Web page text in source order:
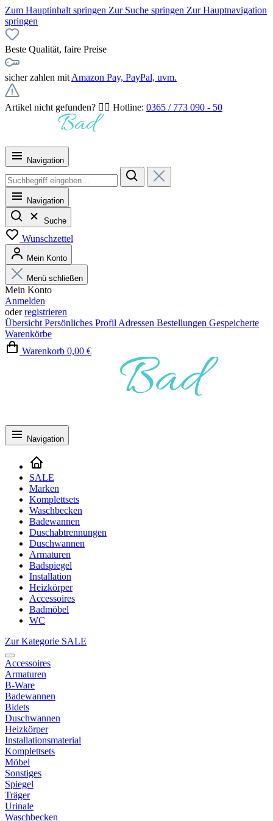
Zum Hauptinhalt springen Zur Suche springen Zur Hauptnavigation
springen
Beste Qualität, faire Preise
sicher zahlen mit Amazon Pay, PayPal, uvm.
Artikel nicht gefunden? 👉🏻 Hotline: 0365 / 773 090 - 50
Navigation
Navigation
Suche
Wunschzettel
Mein Konto
Menü schließen
Mein Konto
Anmelden
oderregistrieren
Übersicht Persönliches Profil Adressen Bestellungen Gespeicherte
Warenkörbe
Warenkorb 0,00 €
Navigation
SALE
Marken
Komplettsets
Waschbecken
Badewannen
Duschabtrennungen
Duschwannen
Armaturen
Badspiegel
Installation
Heizkörper
Accessoires
Badmöbel
WC
Zur Kategorie SALE
Accessoires
Armaturen
B-Ware
Badewannen
Bidets
Duschwannen
Heizkörper
Installationsmaterial
Komplettsets
Möbel
Sonstiges
Spiegel
Träger
Urinale
Waschbecken